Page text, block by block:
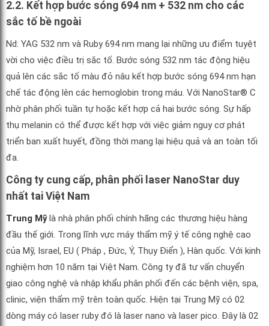
2.2. Kết hợp bước sóng 694 nm + 532 nm cho các
sắc tố bề ngoài
Nd: YAG 532 nm và Ruby 694 nm mang lại những ưu điểm tuyệt
vời cho việc điều trị sắc tố. Bước sóng 532 nm tác động hiệu
quả lên các sắc tố màu đỏ nâu kết hợp bước sóng 694 nm hạn
chế tác động lên các hemoglobin trong máu. Với NanoStar® C
nhờ phân phối tuần tự hoặc kết hợp cả hai bước sóng. Sự hấp
thụ melanin có thể được kết hợp với việc giảm nguy cơ phát
triển ban xuất huyết, đồng thời mang lại hiệu quả và an toàn tối
đa.
Công ty cung cấp, phân phối laser NanoStar duy
nhất tai Việt Nam
Trung Mỹlà nhà phân phối chính hãng các thương hiệu hàng
đầu thế giới. Trong lĩnh vực máy thẩm mỹ ý tế công nghệ cao
của Mỹ, Israel, EU ( Pháp , Đức, Ý, Thụy Điển ), Hàn quốc. Với kinh
nghiệm hơn 10 năm tại Việt Nam. Công ty đã tư vấn chuyển
giao công nghệ và nhập khẩu phân phối đến các bệnh viện, spa,
clinic, viện thẩm mỹ trên toàn quốc. Hiện tại Trung Mỹ có 02
dòng máy có laser ruby đó là laser nano và laser pico. Đây là 02